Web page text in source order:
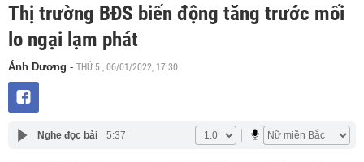
Thị trường BĐS biến động tăng trước mối
lo ngại lạm phát
Ánh Dương - THỨ 5 , 06/01/2022, 17:30
Nghe đọc bài 5:37